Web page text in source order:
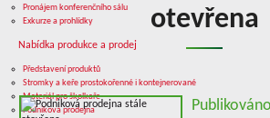
Pronájem konferenčního sálu
Exkurze a prohlídky
Nabídka produkce a prodej
Představení produktů
Stromky a keře prostokořenné i kontejnerované
Materiál pro školkaře
Podniková prodejna
otevřena